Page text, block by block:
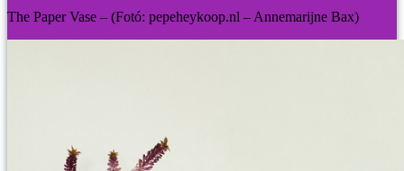
The Paper Vase – (Fotó: pepeheykoop.nl – Annemarijne Bax)